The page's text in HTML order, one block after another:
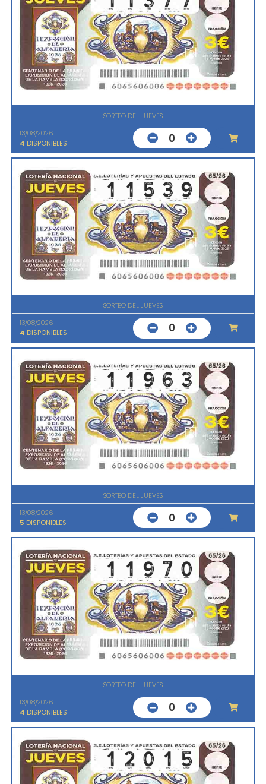
SORTEO DEL JUEVES
13/08/2026
4 DISPONIBLES 0
SORTEO DEL JUEVES
13/08/2026
4 DISPONIBLES 0
SORTEO DEL JUEVES
13/08/2026
5 DISPONIBLES 0
SORTEO DEL JUEVES
13/08/2026
4 DISPONIBLES 0